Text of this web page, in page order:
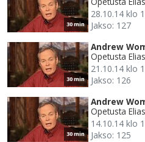
30 min
28.10.14 klo
Jakso: 127
30 min
Andrew
Opetusta
21.10.14 klo
Jakso: 126
30 min
Andrew
Opetusta
14.10.14 klo
Jakso: 125